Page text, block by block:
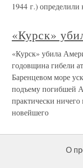
1944 г.)
«Курск»
«Курск» убила
годовщина гибели
Баренцевом море
подъему погибшей
практически
новейшего
О